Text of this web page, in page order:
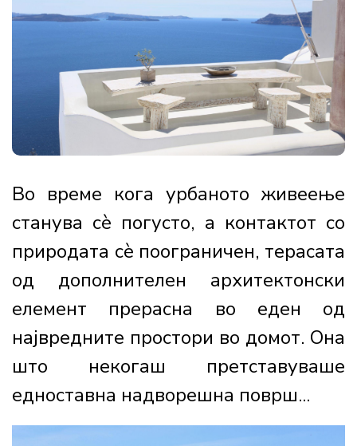
Во време кога урбаното живеење
станува сè погусто, а контактот со
природата сè поограничен, терасата
од дополнителен архитектонски
елемент прерасна во еден од
највредните простори во домот. Она
што некогаш претставуваше
едноставна надворешна површ...